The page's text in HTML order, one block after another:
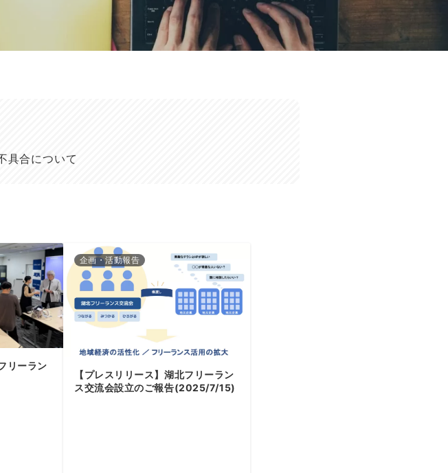
具合について
リーラン
企画・活動報告
【プレスリリース】湖北フリーラン
ス交流会設立のご報告(2025/7/15)